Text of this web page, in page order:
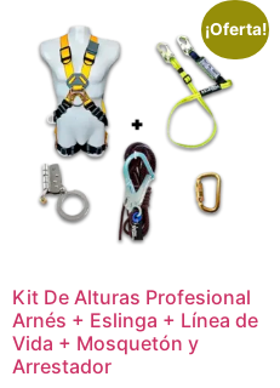
¡Oferta!
Kit De Alturas Profesional
Arnés + Eslinga + Línea de
Vida + Mosquetón y
Arrestador